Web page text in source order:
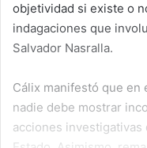
objetividad si existe o
indagaciones que
Salvador Nasralla.
Cálix manifestó que
nadie debe mostrar
acciones investigativas